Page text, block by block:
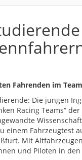
Fahrenden im Team
Die jungen
Racing Teams“
einem Fahrzeugtest
Mit
und Piloten in den